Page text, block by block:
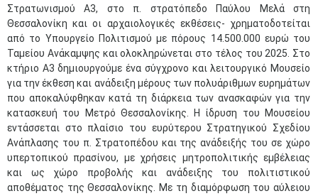
Στρατωνισμού Α3, στο π. στρατόπεδο Παύλου Μελά στη
Θεσσαλονίκη και οι αρχαιολογικές εκθέσεις- χρηματοδοτείται
από το Υπουργείο Πολιτισμού με πόρους 14.500.000 ευρώ του
Ταμείου Ανάκαμψης και ολοκληρώνεται στο τέλος του 2025. Στο
κτήριο Α3 δημιουργούμε ένα σύγχρονο και λειτουργικό Μουσείο
για την έκθεση και ανάδειξη μέρους των πολυάριθμων ευρημάτων
που αποκαλύφθηκαν κατά τη διάρκεια των ανασκαφών για την
κατασκευή του Μετρό Θεσσαλονίκης. Η ίδρυση του Μουσείου
εντάσσεται στο πλαίσιο του ευρύτερου Στρατηγικού Σχεδίου
Ανάπλασης του π. Στρατοπέδου και της ανάδειξής του σε χώρο
υπερτοπικού πρασίνου, με χρήσεις μητροπολιτικής εμβέλειας
και ως χώρο προβολής και ανάδειξης του πολιτιστικού
αποθέματος της Θεσσαλονίκης. Με τη διαμόρφωση του αύλειου